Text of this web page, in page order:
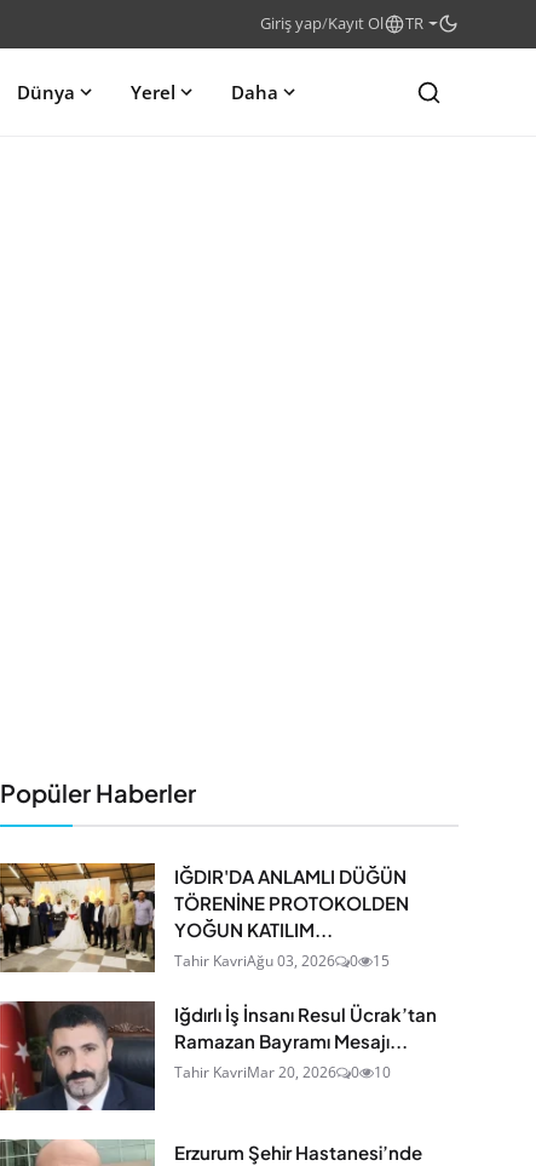
Giriş yap/Kayıt Ol TR
Dünya Yerel Daha
Popüler Haberler
IĞDIR'DA ANLAMLI DÜĞÜN
TÖRENİNE PROTOKOLDEN
YOĞUN KATILIM...
Tahir KavriAğu 03, 2026 0 15
Iğdırlı İş İnsanı Resul Ücrak’tan
Ramazan Bayramı Mesajı...
Tahir KavriMar 20, 2026 0 10
Erzurum Şehir Hastanesi’nde